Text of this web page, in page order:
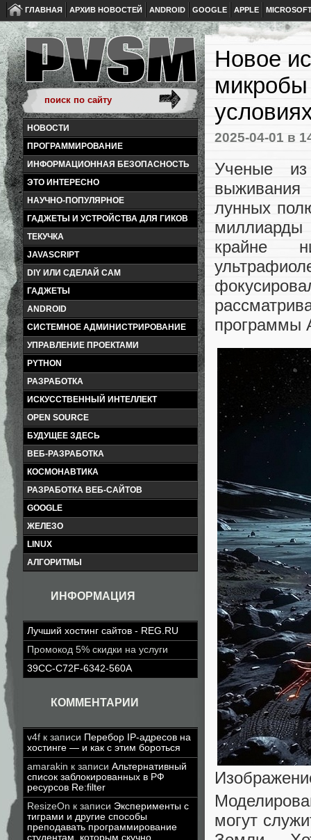
ГЛАВНАЯ АРХИВ НОВОСТЕЙ ANDROID GOOGLE APPLE
НОВОСТИ
ПРОГРАММИРОВАНИЕ
ИНФОРМАЦИОННАЯ БЕЗОПАСНОСТЬ
ЭТО ИНТЕРЕСНО
НАУЧНО-ПОПУЛЯРНОЕ
ГАДЖЕТЫ И УСТРОЙСТВА ДЛЯ ГИКОВ
ТЕКУЧКА
JAVASCRIPT
DIY ИЛИ СДЕЛАЙ САМ
ГАДЖЕТЫ
ANDROID
СИСТЕМНОЕ АДМИНИСТРИРОВАНИЕ
УПРАВЛЕНИЕ ПРОЕКТАМИ
PYTHON
РАЗРАБОТКА
ИСКУССТВЕННЫЙ ИНТЕЛЛЕКТ
OPEN SOURCE
БУДУЩЕЕ ЗДЕСЬ
ВЕБ-РАЗРАБОТКА
КОСМОНАВТИКА
РАЗРАБОТКА ВЕБ-САЙТОВ
GOOGLE
ЖЕЛЕЗО
LINUX
АЛГОРИТМЫ
ИНФОРМАЦИЯ
Лучший хостинг сайтов - REG.RU
Промокод 5% скидки на услуги
39CC-C72F-6342-560A
КОММЕНТАРИИ
v4f к записи Перебор IP-адресов на
хостинге — и как с этим бороться
amarakin к записи Альтернативный
список заблокированных в РФ
ресурсов Re:filter
ResizeOn к записи Эксперименты с
тиграми и другие способы
преподавать программирование
студентам, которым скучно
Новое
микробы
2025-04-01 в
Ученые
выживания
лунных
миллиарды
крайне
программы
могут